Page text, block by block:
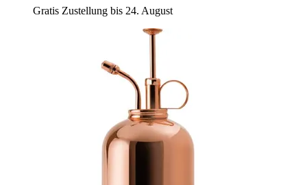
Gratis Zustellung bis 24. August